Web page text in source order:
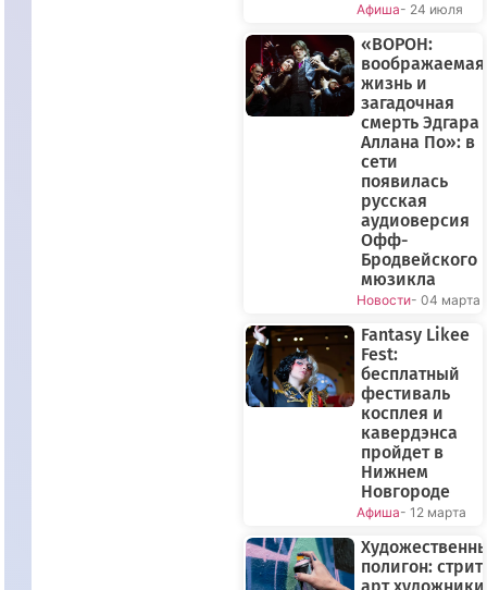
Афиша- 24 июля
«ВОРОН:
воображаемая
жизнь и
загадочная
смерть Эдгара
Аллана По»: в
сети
появилась
русская
аудиоверсия
Офф-
Бродвейского
мюзикла
Новости- 04 марта
Fantasy Likee
Fest:
бесплатный
фестиваль
косплея и
кавердэнса
пройдет в
Нижнем
Новгороде
Афиша- 12 марта
полигон: